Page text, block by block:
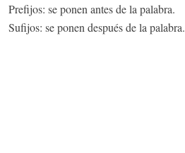
Prefijos: se ponen antes de la palabra.
Sufijos: se ponen después de la palabra.